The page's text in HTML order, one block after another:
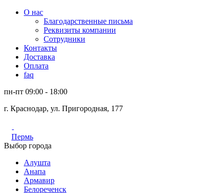
О нас
Благодарственные письма
Реквизиты компании
Сотрудники
Контакты
Доставка
Оплата
faq
пн-пт 09:00 - 18:00
г. Краснодар, ул. Пригородная, 177
Пермь
Выбор города
Алушта
Анапа
Армавир
Белореченск